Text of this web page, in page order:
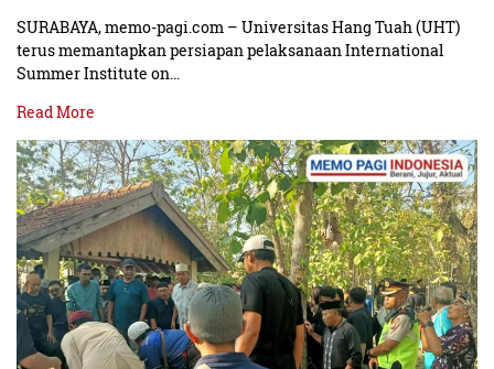
SURABAYA, memo-pagi.com – Universitas Hang Tuah (UHT)
terus memantapkan persiapan pelaksanaan International
Summer Institute on…
Read More